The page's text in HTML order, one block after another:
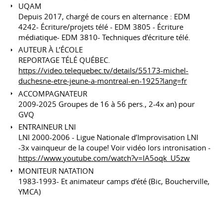
UQAM
Depuis 2017, chargé de cours en alternance : EDM
4242- Écriture/projets télé - EDM 3805 - Écriture
médiatique- EDM 3810- Techniques d’écriture télé.
AUTEUR À L’ÉCOLE
REPORTAGE TÉLÉ QUÉBEC.
https://video.telequebec.tv/details/55173-michel-
duchesne-etre-jeune-a-montreal-en-1925?lang=fr
ACCOMPAGNATEUR
2009-2025 Groupes de 16 à 56 pers., 2-4x an) pour
GVQ
ENTRAINEUR LNI
LNI 2000-2006 - Ligue Nationale d’Improvisation LNI
-3x vainqueur de la coupe! Voir vidéo lors intronisation -
https://www.youtube.com/watch?v=lA5oqk_U5zw
MONITEUR NATATION
1983-1993- Et animateur camps d’été (Bic, Boucherville,
YMCA)